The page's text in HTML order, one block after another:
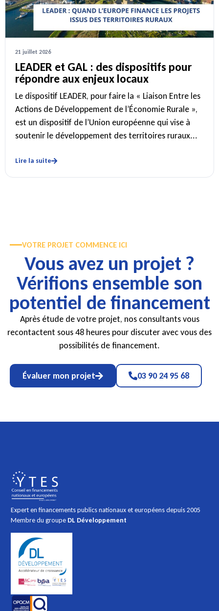
21 juillet 2026
LEADER et GAL : des dispositifs pour
répondre aux enjeux locaux
Le dispositif LEADER, pour faire la « Liaison Entre les
Actions de Développement de l’Économie Rurale »,
est un dispositif de l’Union européenne qui vise à
soutenir le développement des territoires ruraux...
Lire la suite
VOTRE PROJET COMMENCE ICI
Vous avez un projet ?
Vérifions ensemble son
potentiel de financement
Après étude de votre projet, nos consultants vous
recontactent sous 48 heures pour discuter avec vous des
possibilités de financement.
Évaluer mon projet 03 90 24 95 68
Expert en financements publics nationaux et européens depuis 2005
Membre du groupe DL Développement